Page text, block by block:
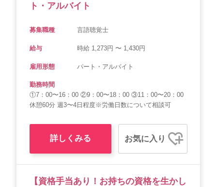
ト・アルバイト
募集職種 言語聴覚士
給与 時給 1,273円 〜 1,430円
雇用形態 パート・アルバイト
勤務時間
①7：00〜16：00 ②9：00〜18：00 ③11：00〜20：00
休憩60分 週3〜4日程度※労働日数について相談可
詳しくみる お気に入り
【資格手当あり！お持ちの資格を生かし